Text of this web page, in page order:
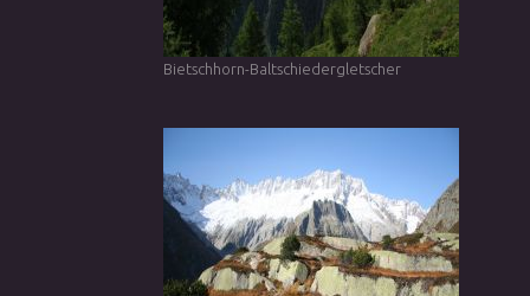
Bietschhorn-Baltschiedergletscher